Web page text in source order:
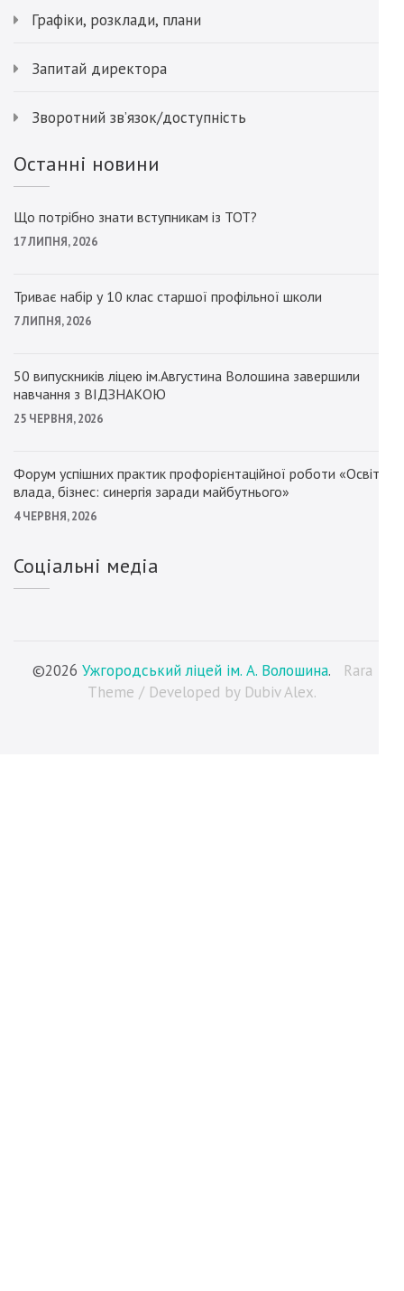
Графіки, розклади, плани
Запитай директора
Зворотний зв’язок/доступність
Останні новини
Що потрібно знати вступникам із ТОТ?
17 ЛИПНЯ, 2026
Триває набір у 10 клас старшої профільної школи
7 ЛИПНЯ, 2026
50 випускників ліцею ім.Августина Волошина завершили
навчання з ВІДЗНАКОЮ
25 ЧЕРВНЯ, 2026
Форум успішних практик профорієнтаційної роботи «Освіта,
влада, бізнес: синергія заради майбутнього»
4 ЧЕРВНЯ, 2026
Соціальні медіа
©2026 Ужгородський ліцей ім. А. Волошина.
Rara
Theme / Developed by Dubiv Alex.